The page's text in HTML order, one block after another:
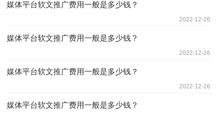
媒体平台软文推广费用一般是多少钱？
2022-12-26
媒体平台软文推广费用一般是多少钱？
2022-12-26
媒体平台软文推广费用一般是多少钱？
2022-12-26
媒体平台软文推广费用一般是多少钱？